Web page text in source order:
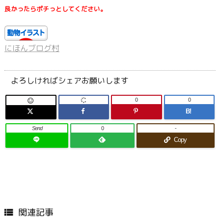
良かったらポチっとしてください。
にほんブログ村
よろしければシェアお願いします
 0
B!
0
Send 0
Copy
-
 関連記事